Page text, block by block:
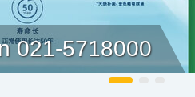
021-5718000